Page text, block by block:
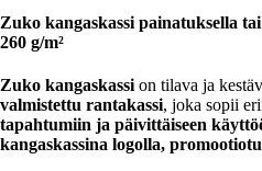
Zuko kangaskassi painatuksella
260 g/m²
Zuko kangaskassi on tilava ja
valmistettu rantakassi, joka sopii
tapahtumiin ja päivittäiseen
kangaskassina logolla,